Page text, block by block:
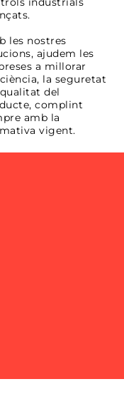
les nostres
ajudem les
a millorar
la seguretat
del
complint
amb la
vigent.